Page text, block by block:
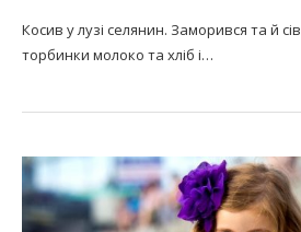
Косив у лузі селянин. Заморився та й
торбинки молоко та хліб і…